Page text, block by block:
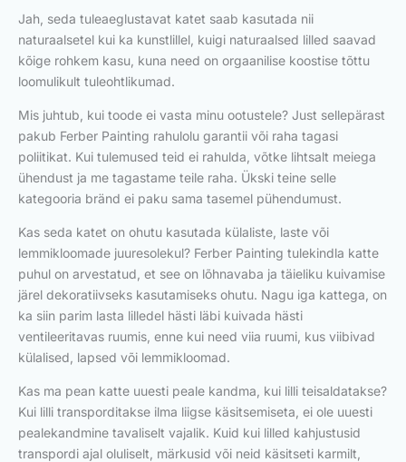
Jah, seda tuleaeglustavat katet saab kasutada nii
naturaalsetel kui ka kunstlillel, kuigi naturaalsed lilled saavad
kõige rohkem kasu, kuna need on orgaanilise koostise tõttu
loomulikult tuleohtlikumad.
Mis juhtub, kui toode ei vasta minu ootustele? Just sellepärast
pakub Ferber Painting rahulolu garantii või raha tagasi
poliitikat. Kui tulemused teid ei rahulda, võtke lihtsalt meiega
ühendust ja me tagastame teile raha. Ükski teine selle
kategooria bränd ei paku sama tasemel pühendumust.
Kas seda katet on ohutu kasutada külaliste, laste või
lemmikloomade juuresolekul? Ferber Painting tulekindla katte
puhul on arvestatud, et see on lõhnavaba ja täieliku kuivamise
järel dekoratiivseks kasutamiseks ohutu. Nagu iga kattega, on
ka siin parim lasta lilledel hästi läbi kuivada hästi
ventileeritavas ruumis, enne kui need viia ruumi, kus viibivad
külalised, lapsed või lemmikloomad.
Kas ma pean katte uuesti peale kandma, kui lilli teisaldatakse?
Kui lilli transporditakse ilma liigse käsitsemiseta, ei ole uuesti
pealekandmine tavaliselt vajalik. Kuid kui lilled kahjustusid
transpordi ajal oluliselt, märkusid või neid käsitseti karmilt,